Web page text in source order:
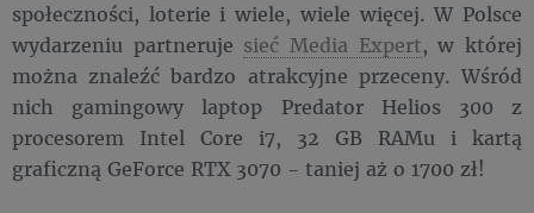
społeczności, loterie i wiele, wiele więcej. W Polsce
wydarzeniu partneruje sieć Media Expert, w której
można znaleźć bardzo atrakcyjne przeceny. Wśród
nich gamingowy laptop Predator Helios 300 z
procesorem Intel Core i7, 32 GB RAMu i kartą
graficzną GeForce RTX 3070 - taniej aż o 1700 zł!